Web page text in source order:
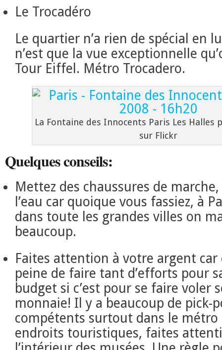
Le Trocadéro
Le quartier n’a rien de spécial en
n’est que la vue exceptionnelle
Tour Eiffel. Métro Trocadero.
La Fontaine des Innocents Paris Les Halles
sur Flickr
Quelques conseils:
Mettez des chaussures de
l’eau car quoique vous fassiez, à
dans toute les grandes villes on
beaucoup.
Faites attention à votre argent car
peine de faire tant d’efforts pour
budget si c’est pour se faire voler
monnaie! Il y a beaucoup de pick-
compétents surtout dans le métro
endroits touristiques, faites